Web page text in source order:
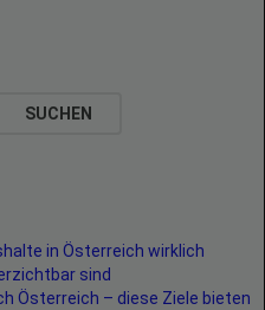
SUCHEN
in Österreich wirklich
sind
Österreich – diese Ziele bieten